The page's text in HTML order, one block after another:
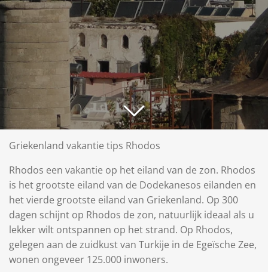
Griekenland vakantie tips Rhodos
Rhodos een vakantie op het eiland van de zon. Rhodos
is het grootste eiland van de Dodekanesos eilanden en
het vierde grootste eiland van Griekenland. Op 300
dagen schijnt op Rhodos de zon, natuurlijk ideaal als u
lekker wilt ontspannen op het strand. Op Rhodos,
gelegen aan de zuidkust van Turkije in de Egeïsche Zee,
wonen ongeveer 125.000 inwoners.